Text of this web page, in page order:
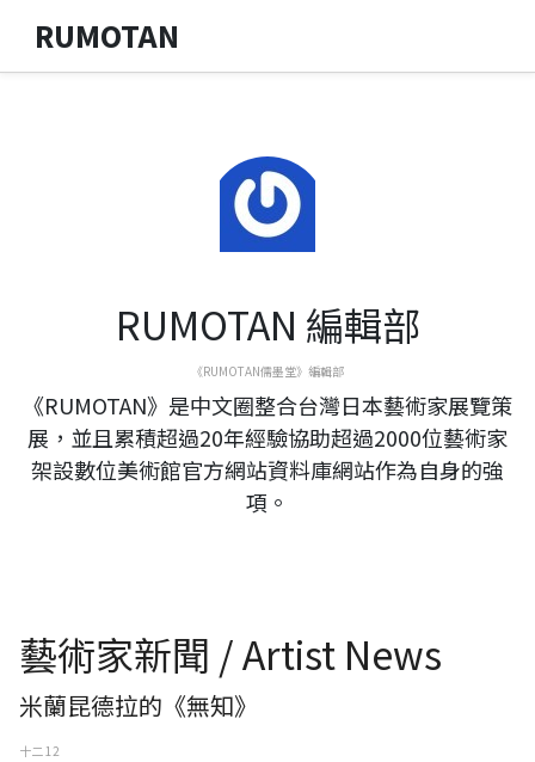
RUMOTAN
RUMOTAN 編輯部
《RUMOTAN儒墨堂》編輯部
《RUMOTAN》是中文圈整合台灣日本藝術家展覽策
展，並且累積超過20年經驗協助超過2000位藝術家
架設數位美術館官方網站資料庫網站作為自身的強
項。
藝術家新聞 / Artist News
米蘭昆德拉的《無知》
十二 12